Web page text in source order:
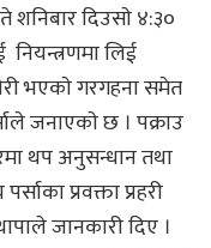
शनिबार दिउसाे ४:३०
लिई
भएकाे गरगहना समेत
जनाएकाे छ । पक्राउ
थप अनुसन्धान तथा
प्रवक्ता प्रहरी
जानकारी दिए ।